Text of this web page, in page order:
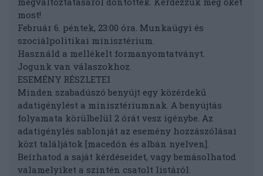
most!
Február 6. péntek, 23:00 óra. Munkaügyi és
szociálpolitikai minisztérium.
Használd a mellékelt formanyomtatványt.
Jogunk van válaszokhoz.
ESEMÉNY RÉSZLETEI
Minden szabadúszó benyújt egy közérdekű
adatigénylést a minisztériumnak. A benyújtás
folyamata körülbelül 2 órát vesz igénybe. Az
adatigénylés sablonját az esemény hozzászólásai
közt találjátok [macedón és albán nyelven].
Beírhatod a saját kérdéseidet, vagy bemásolhatod
valamelyiket a szintén csatolt listáról.